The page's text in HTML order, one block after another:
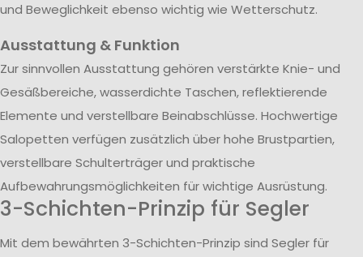
und Beweglichkeit ebenso wichtig wie Wetterschutz.
Ausstattung & Funktion
Zur sinnvollen Ausstattung gehören verstärkte Knie- und
Gesäßbereiche, wasserdichte Taschen, reflektierende
Elemente und verstellbare Beinabschlüsse. Hochwertige
Salopetten verfügen zusätzlich über hohe Brustpartien,
verstellbare Schulterträger und praktische
Aufbewahrungsmöglichkeiten für wichtige Ausrüstung.
3-Schichten-Prinzip für Segler
Mit dem bewährten 3-Schichten-Prinzip sind Segler für